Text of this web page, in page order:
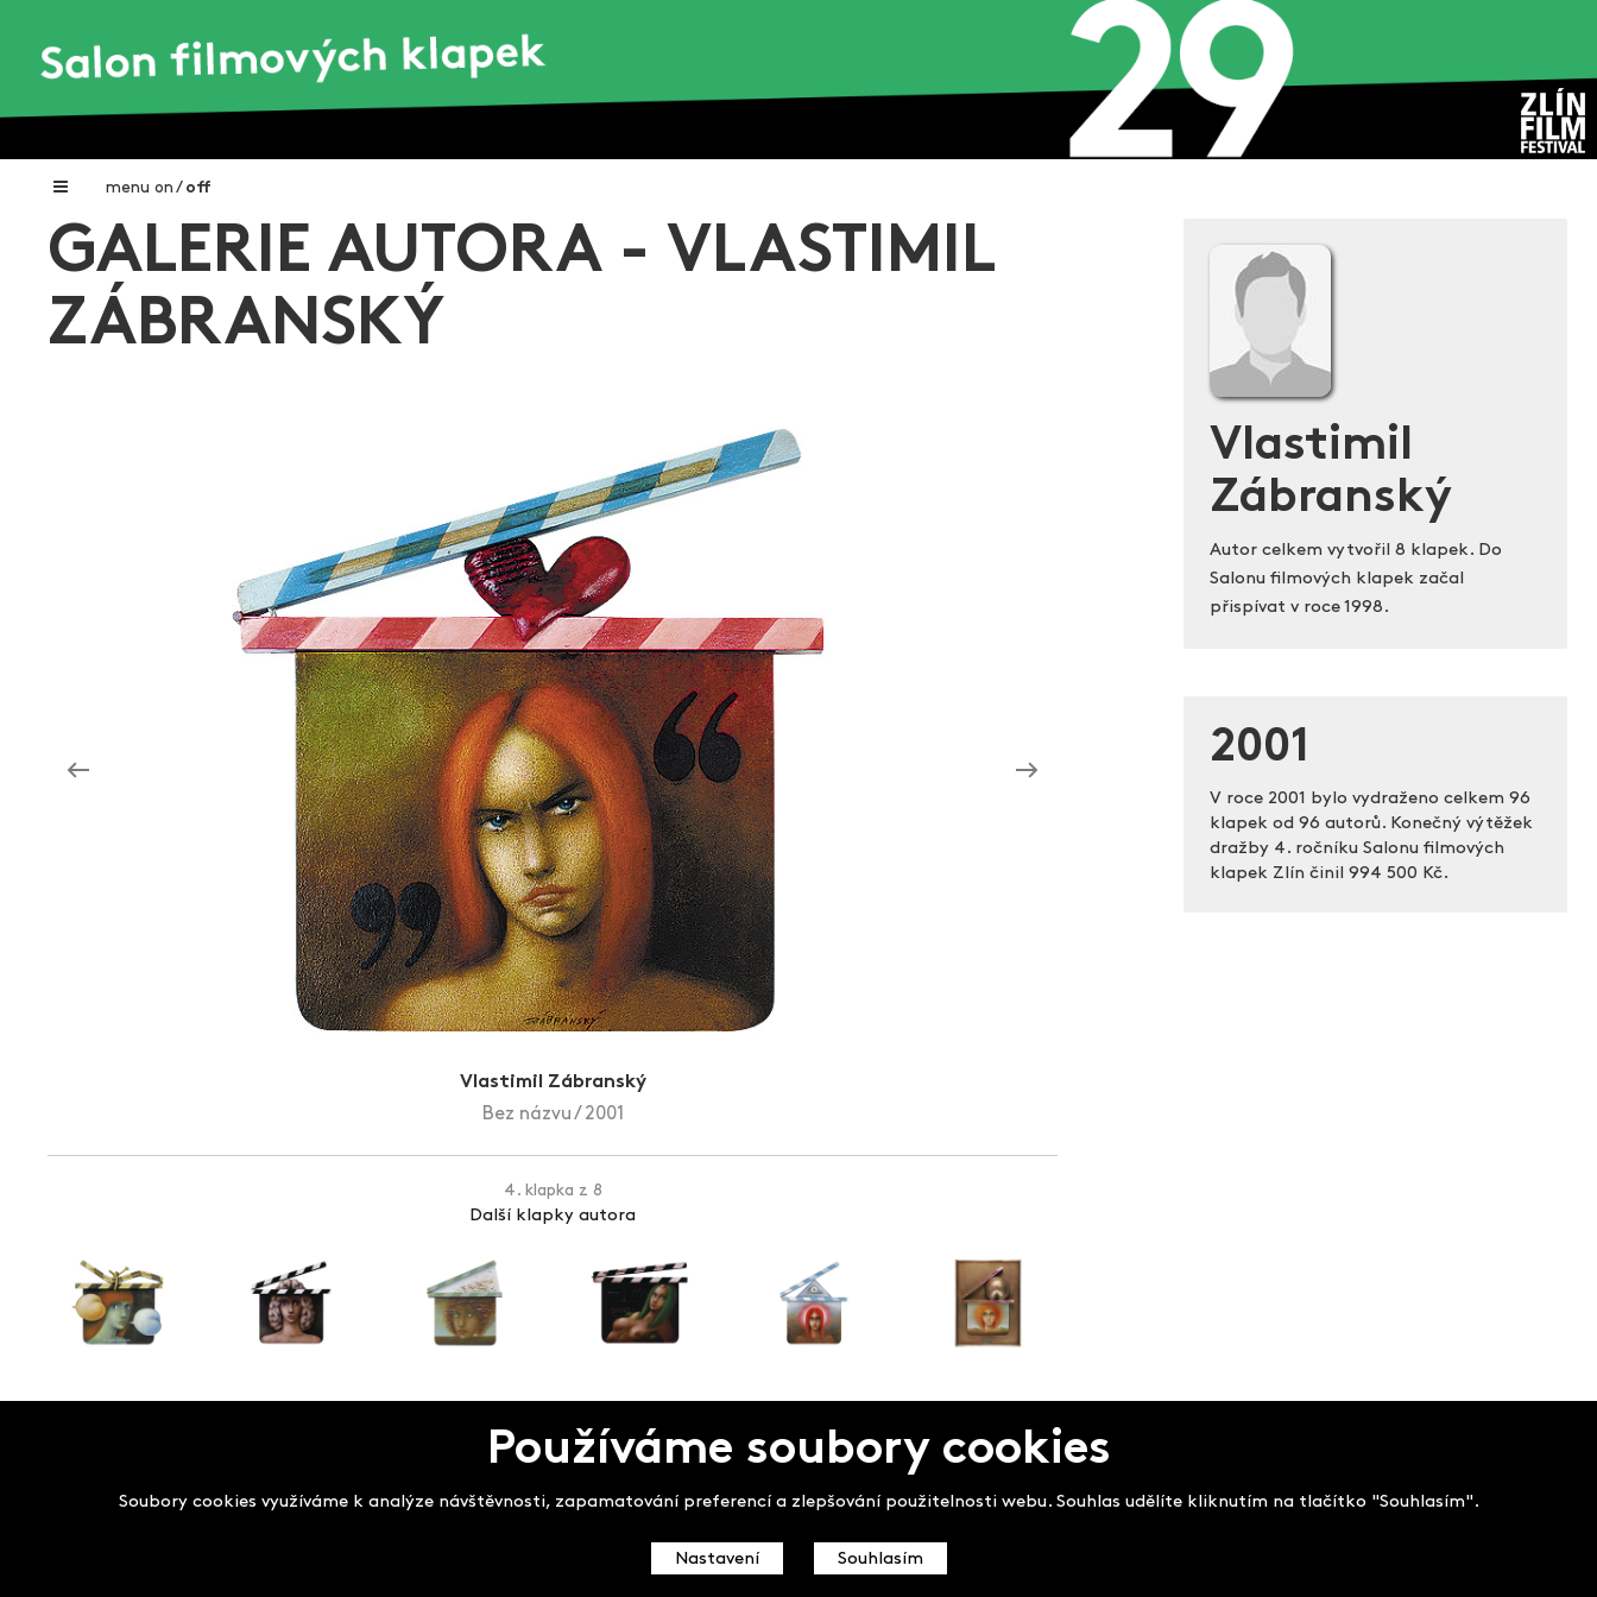
menu on / off
Home
Nadační fond FILMTALENT ZLÍN
Galerie filmových klapek
GALERIE AUTORA - VLASTIMIL
ZÁBRANSKÝ
Vlastimil Zábranský
Bez názvu / 2001
4. klapka z 8
Další klapky autora
Vlastimil
Zábranský
Autor celkem vytvořil 8 klapek. Do
Salonu filmových klapek začal
přispívat v roce 1998.
2001
V roce 2001 bylo vydraženo celkem 96
klapek od 96 autorů. Konečný výtěžek
dražby 4. ročníku Salonu filmových
klapek Zlín činil 994 500 Kč.
Salon filmových klapekPoužíváme soubory cookies
Soubory cookies využíváme k analýze návštěvnosti, zapamatování preferencí a zlepšování použitelnosti webu. Souhlas udělíte kliknutím na tlačítko "Souhlasím".
Nastavení Souhlasím